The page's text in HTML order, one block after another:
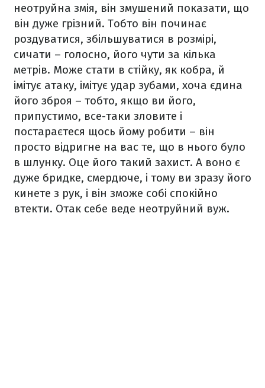
неотруйна змія, він змушений показати, що
він дуже грізний. Тобто він починає
роздуватися, збільшуватися в розмірі,
сичати – голосно, його чути за кілька
метрів. Може стати в стійку, як кобра, й
імітує атаку, імітує удар зубами, хоча єдина
його зброя – тобто, якщо ви його,
припустимо, все-таки зловите і
постараєтеся щось йому робити – він
просто відригне на вас те, що в нього було
в шлунку. Оце його такий захист. А воно є
дуже бридке, смердюче, і тому ви зразу його
кинете з рук, і він зможе собі спокійно
втекти. Отак себе веде неотруйний вуж.